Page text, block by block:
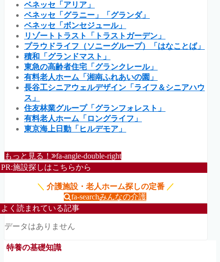
ベネッセ「アリア」
ベネッセ「グラニー」「グランダ」
ベネッセ「ボンセジュール」
リゾートトラスト「トラストガーデン」
プラウドライフ（ソニーグループ）「はなことば」
積和「グランドマスト」
東急の高齢者住宅「グランクレール」
有料老人ホーム「湘南ふれあいの園」
長谷工シニアウェルデザイン「ライフ＆シニアハウ
ス」
住友林業グループ「グランフォレスト」
有料老人ホーム「ロングライフ」
東京海上日動「ヒルデモア」
もっと見る！ fa-angle-double-right
PR:施設探しはこちらから
＼ 介護施設・老人ホーム探しの定番 ／
fa-searchみんなの介護
よく読まれている記事
データはありません
特養の基礎知識